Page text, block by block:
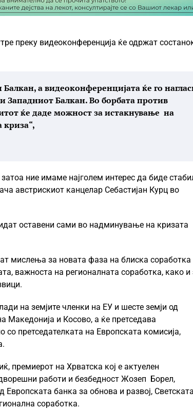
преку видеоконференција ќе одржат
а видеоконференцијата ќе го
Западниот Балкан. Во борбата против
ќе даде можност за истакнување на
криза“,
ние имаме најголем интерес да биде
австрискиот канцелар Себастијан Курц во
оставени сами во надминување на кризата
мислења за новата фаза на блиска соработка
важноста на регионалната соработка, како и
на земјите членки на ЕУ и шесте земји од
Македонија и Косово, а ќе претседава
претседателката на Европската комисија,
премиерот на Хрватска кој е актуелен
работи и безбедност Жозеп Борел,
банка за обнова и развој, Светската
соработка.